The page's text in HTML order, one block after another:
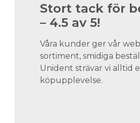
Stort tack för
– 4.5 av 5!
Våra kunder ger vår
sortiment, smidiga
Unident strävar vi alltid
köpupplevelse.